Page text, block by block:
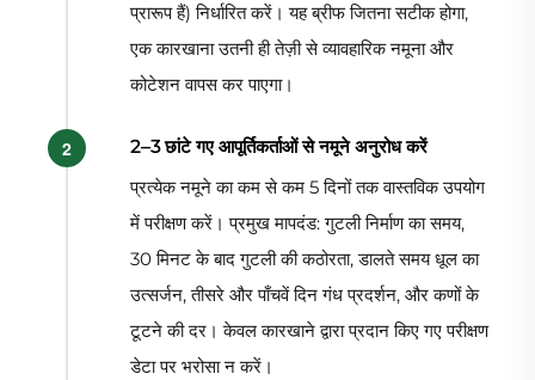
प्रारूप हैं) निर्धारित करें। यह ब्रीफ जितना सटीक होगा,
एक कारखाना उतनी ही तेज़ी से व्यावहारिक नमूना और
कोटेशन वापस कर पाएगा।
2–3 छांटे गए आपूर्तिकर्ताओं से नमूने अनुरोध करें
प्रत्येक नमूने का कम से कम 5 दिनों तक वास्तविक उपयोग
में परीक्षण करें। प्रमुख मापदंड: गुटली निर्माण का समय,
30 मिनट के बाद गुटली की कठोरता, डालते समय धूल का
उत्सर्जन, तीसरे और पाँचवें दिन गंध प्रदर्शन, और कणों के
टूटने की दर। केवल कारखाने द्वारा प्रदान किए गए परीक्षण
डेटा पर भरोसा न करें।